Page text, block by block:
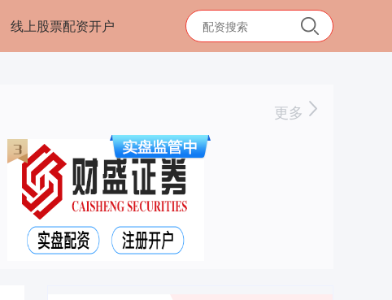
线上股票配资开户
更多